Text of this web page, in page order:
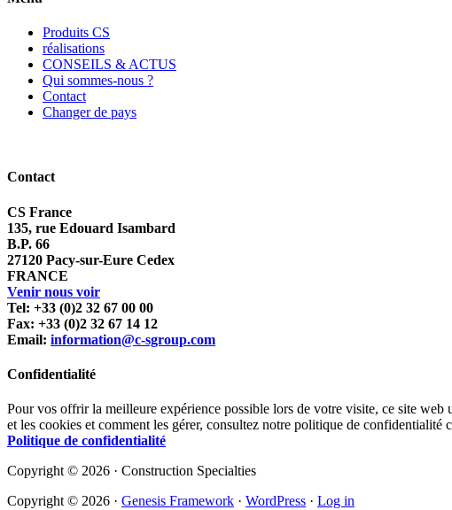
Produits CS
réalisations
CONSEILS & ACTUS
Qui sommes-nous ?
Contact
Changer de pays
Contact
CS France
135, rue Edouard Isambard
B.P. 66
27120 Pacy-sur-Eure Cedex
FRANCE
Venir nous voir
Tel: +33 (0)2 32 67 00 00
Fax: +33 (0)2 32 67 14 12
Email: information@c-sgroup.com
Confidentialité
Pour vos offrir la meilleure expérience possible lors de votre visite, ce site
et les cookies et comment les gérer, consultez notre politique de confidentialité
Politique de confidentialité
Copyright © 2026 · Construction Specialties
Copyright © 2026 · Genesis Framework · WordPress · Log in